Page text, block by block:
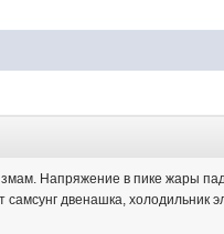
Напряжение в пике жары
двенашка,